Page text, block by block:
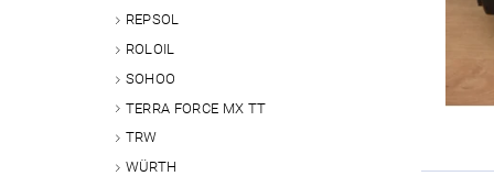
REPSOL
ROLOIL
SOHOO
TERRA FORCE MX TT
TRW
WÜRTH